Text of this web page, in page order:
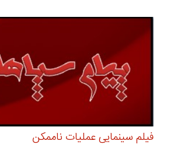
فیلم سینمایی عملیات ناممکن